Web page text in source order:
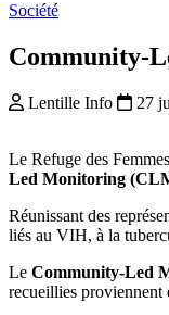
Société
Community-
Lentille Info 27
Le Refuge des
Led Monitoring
Réunissant des
liés au VIH, à la
Le Community-Led
recueillies proviennent